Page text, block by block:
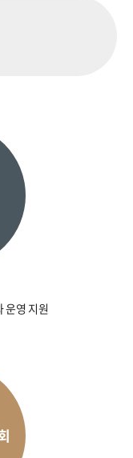
운영 지원